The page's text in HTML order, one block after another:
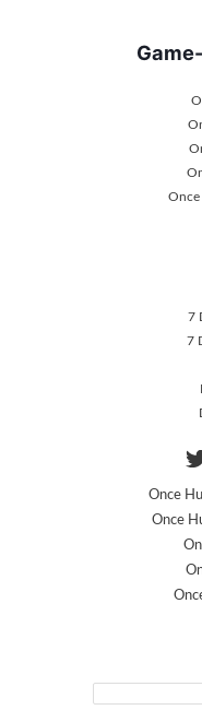
Once
7
7
Once
Once